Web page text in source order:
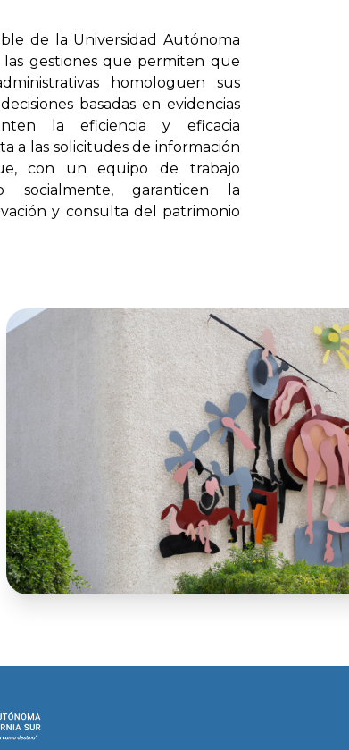
de la Universidad Autónoma
gestiones que permiten que
homologuen sus
basadas en evidencias
la eficiencia y eficacia
a las solicitudes de información
con un equipo de trabajo
socialmente, garanticen la
y consulta del patrimonio